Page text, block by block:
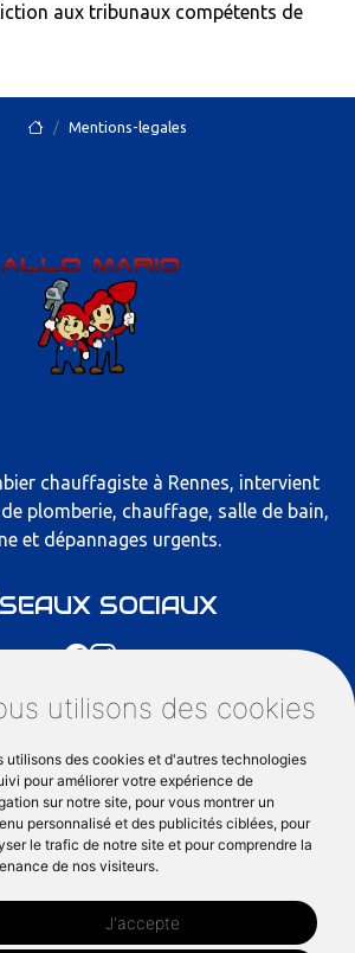
utilisons des cookies
utilisons des cookies et d'autres technologies
pour améliorer votre expérience de
sur notre site, pour vous montrer un
personnalisé et des publicités ciblées, pour
le trafic de notre site et pour comprendre la
de nos visiteurs.
J'accepte
aux tribunaux compétents de
Mentions-legales
chauffagiste à Rennes, intervient
plomberie, chauffage, salle de bain,
et dépannages urgents.
SOCIAUX
COORDONNÉES
François Mitterrand, 35000
Rennes
06 66 89 40 73